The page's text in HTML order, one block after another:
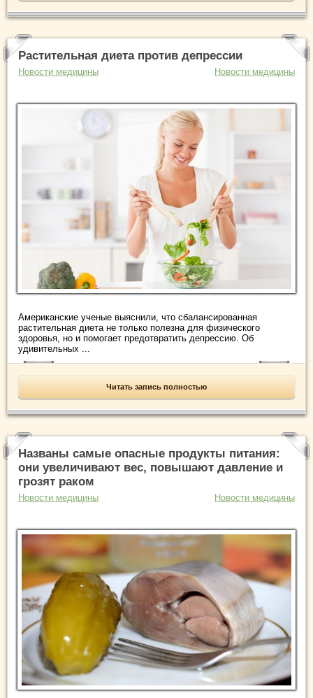
Растительная диета против депрессии
Новости медицины Новости медицины
Американские ученые выяснили, что сбалансированная
растительная диета не только полезна для физического
здоровья, но и помогает предотвратить депрессию. Об
удивительных ...
Читать запись полностью
Названы самые опасные продукты питания:
они увеличивают вес, повышают давление и
грозят раком
Новости медицины Новости медицины